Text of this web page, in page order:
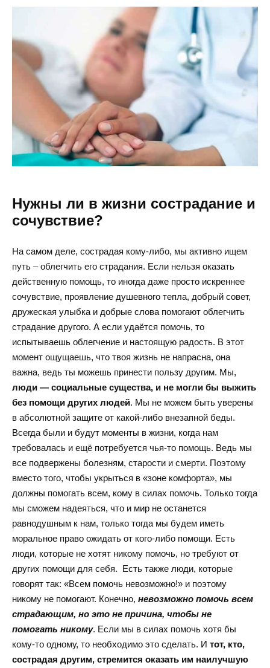
Нужны ли в жизни сострадание и
сочувствие?
На самом деле, сострадая кому-либо, мы активно ищем
путь – облегчить его страдания. Если нельзя оказать
действенную помощь, то иногда даже просто искреннее
сочувствие, проявление душевного тепла, добрый совет,
дружеская улыбка и добрые слова помогают облегчить
страдание другого. А если удаётся помочь, то
испытываешь облегчение и настоящую радость. В этот
момент ощущаешь, что твоя жизнь не напрасна, она
важна, ведь ты можешь принести пользу другим. Мы,
люди — социальные существа, и не могли бы выжить
без помощи других людей. Мы не можем быть уверены
в абсолютной защите от какой-либо внезапной беды.
Всегда были и будут моменты в жизни, когда нам
требовалась и ещё потребуется чья-то помощь. Ведь мы
все подвержены болезням, старости и смерти. Поэтому
вместо того, чтобы укрыться в «зоне комфорта», мы
должны помогать всем, кому в силах помочь. Только тогда
мы сможем надеяться, что и мир не останется
равнодушным к нам, только тогда мы будем иметь
моральное право ожидать от кого-либо помощи. Есть
люди, которые не хотят никому помочь, но требуют от
других помощи для себя. Есть также люди, которые
говорят так: «Всем помочь невозможно!» и поэтому
никому не помогают. Конечно, невозможно помочь всем
страдающим, но это не причина, чтобы не
помогать никому. Если мы в силах помочь хотя бы
кому-то одному, то необходимо это сделать. И тот, кто,
сострадая другим, стремится оказать им наилучшую